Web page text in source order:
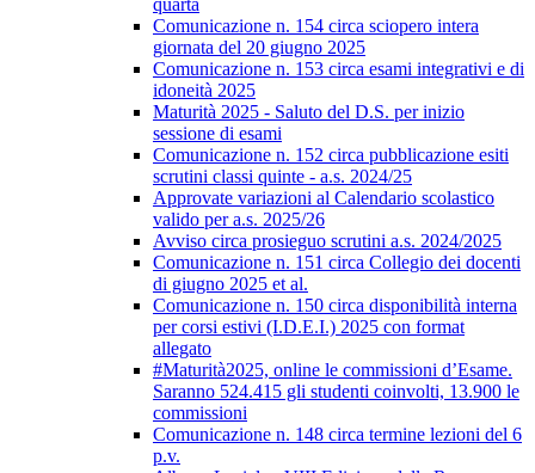
quarta
Comunicazione n. 154 circa sciopero intera
giornata del 20 giugno 2025
Comunicazione n. 153 circa esami integrativi e di
idoneità 2025
Maturità 2025 - Saluto del D.S. per inizio
sessione di esami
Comunicazione n. 152 circa pubblicazione esiti
scrutini classi quinte - a.s. 2024/25
Approvate variazioni al Calendario scolastico
valido per a.s. 2025/26
Avviso circa prosieguo scrutini a.s. 2024/2025
Comunicazione n. 151 circa Collegio dei docenti
di giugno 2025 et al.
Comunicazione n. 150 circa disponibilità interna
per corsi estivi (I.D.E.I.) 2025 con format
allegato
#Maturità2025, online le commissioni d’Esame.
Saranno 524.415 gli studenti coinvolti, 13.900 le
commissioni
Comunicazione n. 148 circa termine lezioni del 6
p.v.